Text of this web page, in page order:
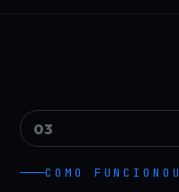
03
COMO FUNCIONOU